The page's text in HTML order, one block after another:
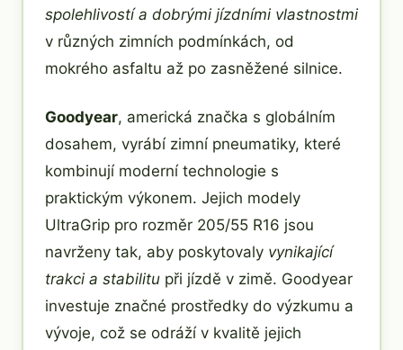
spolehlivostí a dobrými jízdními vlastnostmi
v různých zimních podmínkách, od
mokrého asfaltu až po zasněžené silnice.
Goodyear, americká značka s globálním
dosahem, vyrábí zimní pneumatiky, které
kombinují moderní technologie s
praktickým výkonem. Jejich modely
UltraGrip pro rozměr 205/55 R16 jsou
navrženy tak, aby poskytovaly vynikající
trakci a stabilitu při jízdě v zimě. Goodyear
investuje značné prostředky do výzkumu a
vývoje, což se odráží v kvalitě jejich